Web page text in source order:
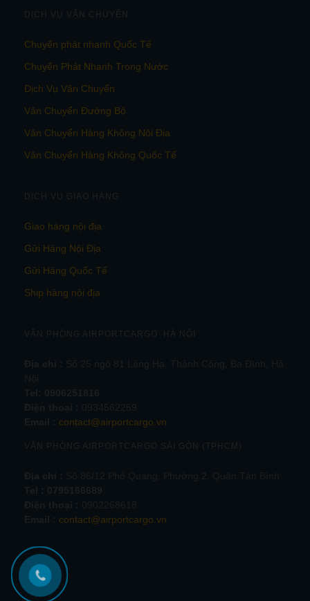
DỊCH VỤ VẬN CHUYỂN
Chuyển phát nhanh Quốc Tế
Chuyển Phát Nhanh Trong Nước
Dịch Vụ Vận Chuyển
Vận Chuyển Đường Bộ
Vận Chuyển Hàng Không Nội Địa
Vận Chuyển Hàng Không Quốc Tế
DỊCH VỤ GIAO HÀNG
Giao hàng nội địa
Gửi Hàng Nội Địa
Gửi Hàng Quốc Tế
Ship hàng nội địa
VĂN PHÒNG AIRPORTCARGO HÀ NỘI
contact@airportcargo.vn
VĂN PHÒNG AIRPORTCARGO SÀI GÒN (TPHCM)
contact@airportcargo.vn